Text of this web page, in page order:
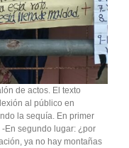
de actos. El texto
al público en
la sequía. En primer
En segundo lugar: ¿por
ya no hay montañas